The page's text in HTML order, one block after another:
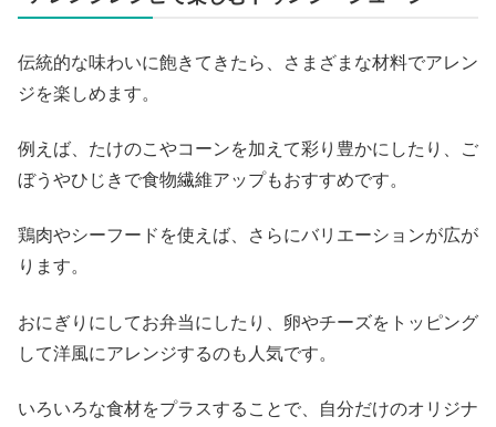
伝統的な味わいに飽きてきたら、さまざまな材料でアレン
ジを楽しめます。
例えば、たけのこやコーンを加えて彩り豊かにしたり、ご
ぼうやひじきで食物繊維アップもおすすめです。
鶏肉やシーフードを使えば、さらにバリエーションが広が
ります。
おにぎりにしてお弁当にしたり、卵やチーズをトッピング
して洋風にアレンジするのも人気です。
いろいろな食材をプラスすることで、自分だけのオリジナ